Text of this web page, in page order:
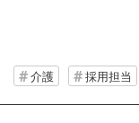
介護 採用担当